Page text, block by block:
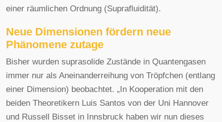
einer räumlichen Ordnung (Suprafluidität).
Neue Dimensionen fördern neue
Phänomene zutage
Bisher wurden suprasolide Zustände in Quantengasen
immer nur als Aneinanderreihung von Tröpfchen (entlang
einer Dimension) beobachtet. „In Kooperation mit den
beiden Theoretikern Luis Santos von der Uni Hannover
und Russell Bisset in Innsbruck haben wir nun dieses